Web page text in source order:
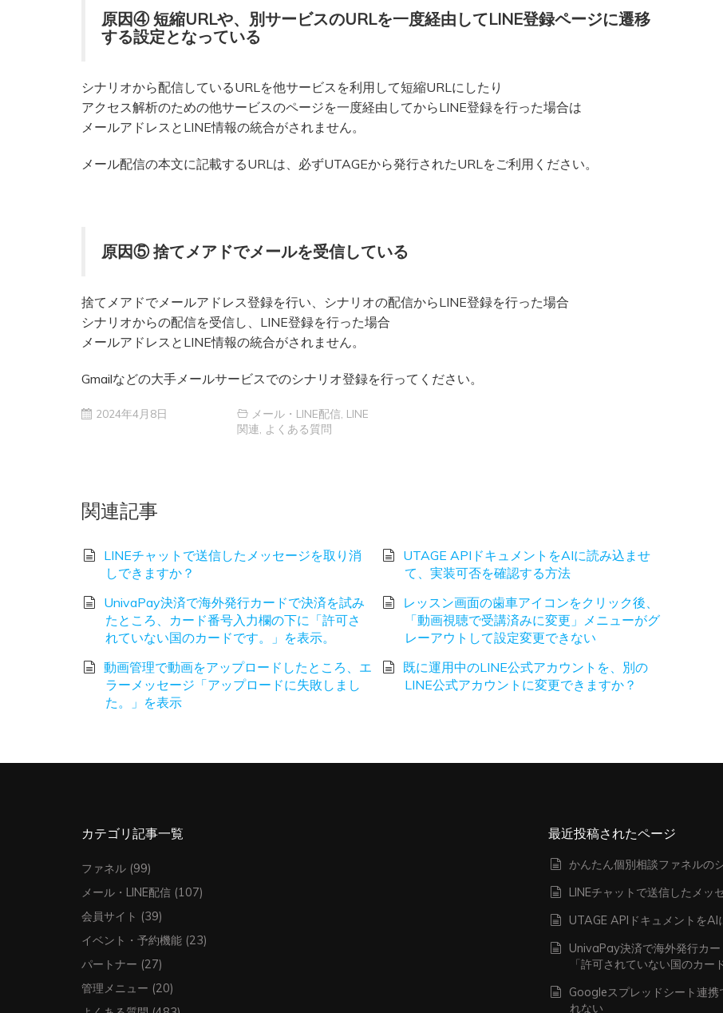
原因④ 短縮URLや、別サービスのURLを一度経由してLINE登録ページに遷移
する設定となっている
シナリオから配信しているURLを他サービスを利用して短縮URLにしたり
アクセス解析のための他サービスのページを一度経由してからLINE登録を行った場合は
メールアドレスとLINE情報の統合がされません。
メール配信の本文に記載するURLは、必ずUTAGEから発行されたURLをご利用ください。
原因⑤ 捨てメアドでメールを受信している
捨てメアドでメールアドレス登録を行い、シナリオの配信からLINE登録を行った場合
シナリオからの配信を受信し、LINE登録を行った場合
メールアドレスとLINE情報の統合がされません。
Gmailなどの大手メールサービスでのシナリオ登録を行ってください。
2024年4月8日 メール・LINE配信 LINE
関連 よくある質問
関連記事
LINEチャットで送信したメッセージを取り消
しできますか？
UTAGE APIドキュメントをAIに読み込ませ
て、実装可否を確認する方法
UnivaPay決済で海外発行カードで決済を試み
たところ、カード番号入力欄の下に「許可さ
れていない国のカードです。」を表示。
レッスン画面の歯車アイコンをクリック後、
「動画視聴で受講済みに変更」メニューがグ
レーアウトして設定変更できない
動画管理で動画をアップロードしたところ、エ
ラーメッセージ「アップロードに失敗しまし
た。」を表示
既に運用中のLINE公式アカウントを、別の
LINE公式アカウントに変更できますか？
カテゴリ記事一覧
ファネル (99)
メール・LINE配信 (107)
会員サイト (39)
イベント・予約機能 (23)
パートナー (27)
管理メニュー (20)
最近投稿されたページ
かんたん個別相談ファネルの
LINEチャットで送信したメッ
UTAGE APIドキュメントを
UnivaPay決済で海外発行カ
「許可されていない国のカー
Googleスプレッドシート連携
れない